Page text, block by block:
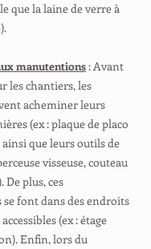
que la laine de verre à
manutentions: Avant
les chantiers, les
acheminer leurs
(ex : plaque de placo
ainsi que leurs outils de
visseuse, couteau
De plus, ces
font dans des endroits
(ex : étage
Enfin, lors du